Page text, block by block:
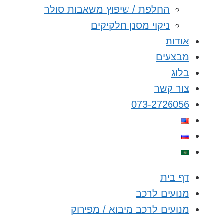
החלפת / שיפוץ משאבות סולר
ניקוי מסנן חלקיקים
אודות
מבצעים
בלוג
צור קשר
073-2726056
דף בית
מנועים לרכב
מנועים לרכב מיבוא / מפירוק